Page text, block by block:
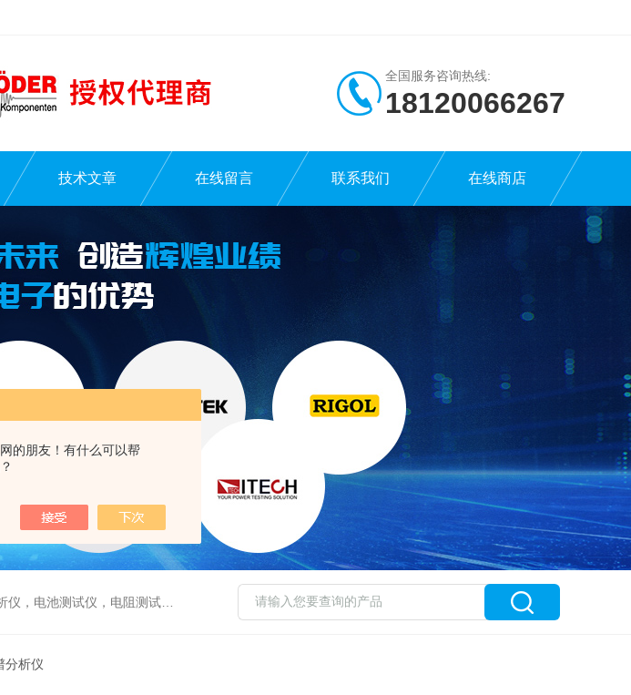
的朋友！有什么可以帮
全国服务咨询热线:
18120066267
技术文章 在线留言 联系我们 在线商店
仪，电阻测试仪，数据采集仪
分析仪